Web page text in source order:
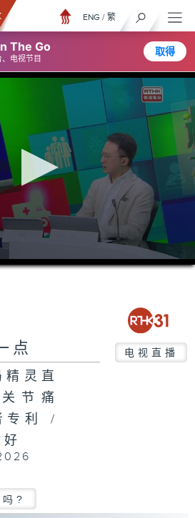
The Go
电视节目
取得
ENG / 繁
点 电视直播
精灵直
节痛
专利 /
?